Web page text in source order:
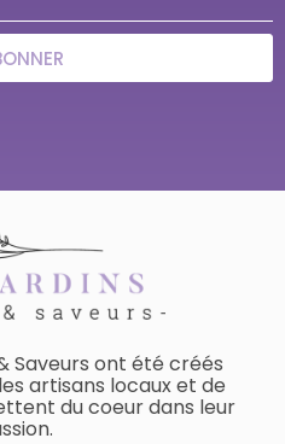
Saveurs ont été créés
artisans locaux et de
du coeur dans leur